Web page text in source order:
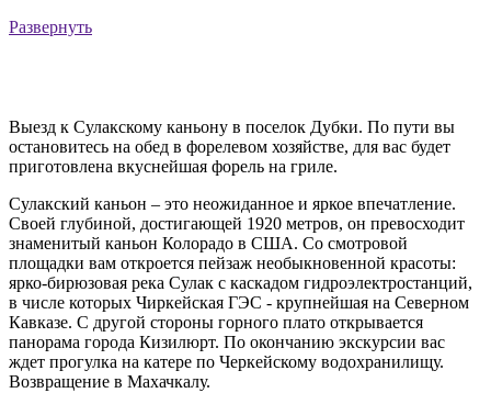
Развернуть
Выезд к Сулакскому каньону в поселок Дубки. По пути вы
остановитесь на обед в форелевом хозяйстве, для вас будет
приготовлена вкуснейшая форель на гриле.
Сулакский каньон – это неожиданное и яркое впечатление.
Своей глубиной, достигающей 1920 метров, он превосходит
знаменитый каньон Колорадо в США. Со смотровой
площадки вам откроется пейзаж необыкновенной красоты:
ярко-бирюзовая река Сулак с каскадом гидроэлектростанций,
в числе которых Чиркейская ГЭС - крупнейшая на Северном
Кавказе. С другой стороны горного плато открывается
панорама города Кизилюрт. По окончанию экскурсии вас
ждет прогулка на катере по Черкейскому водохранилищу.
Возвращение в Махачкалу.